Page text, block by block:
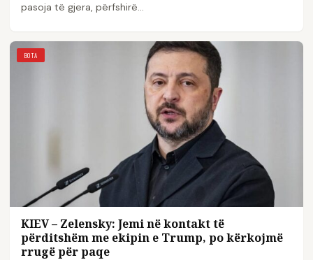
pasoja të gjera, përfshirë…
BOTA
KIEV – Zelensky: Jemi në kontakt të
përditshëm me ekipin e Trump, po kërkojmë
rrugë për paqe